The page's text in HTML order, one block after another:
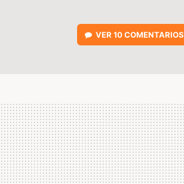
VER 10 COMENTARIOS